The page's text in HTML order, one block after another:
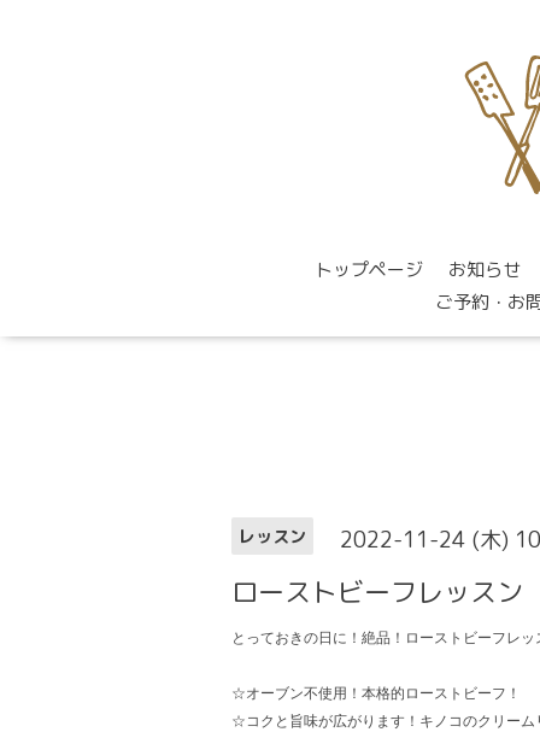
トップページ
お知らせ
ご予約・お
レッスン 2022-11-24 (木)
ローストビーフレッス
とっておきの日に！絶品！ローストビーフレ
☆オーブン不使用！本格的ローストビーフ！
☆コクと旨味が広がります！キノコのクリーム